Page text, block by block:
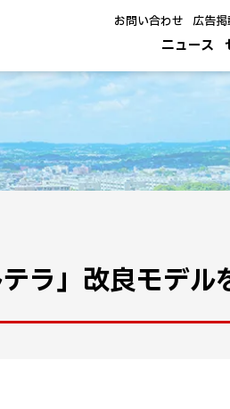
ニュース
お問い合わせ 広告
ラ」改良モデル